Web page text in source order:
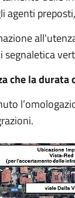
agenti
segnaletica
che la durata